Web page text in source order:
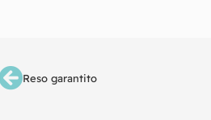
Reso garantito